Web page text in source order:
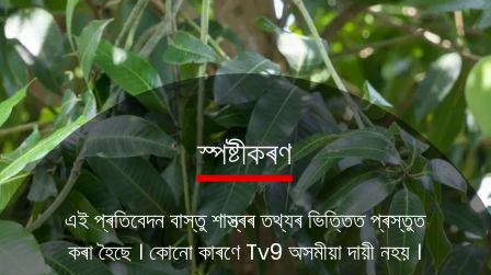
এই প্ৰতিবেদন বাস্তু শাস্ত্ৰৰ তথ্যৰ ভিত্তিত প্ৰস্তুত
কৰা হৈছে । কোনো কাৰণে Tv9 অসমীয়া দায়ী নহয় ।
স্পষ্টীকৰণ